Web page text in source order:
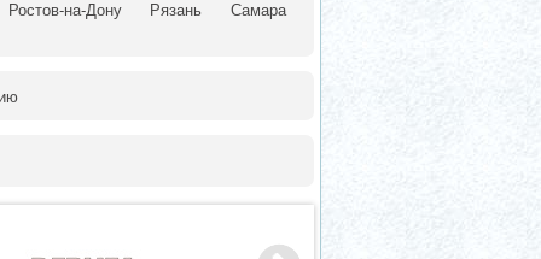
Ростов-на-Дону
Рязань Самара